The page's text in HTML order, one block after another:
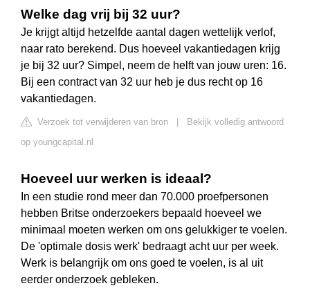
Welke dag vrij bij 32 uur?
Je krijgt altijd hetzelfde aantal dagen wettelijk verlof,
naar rato berekend. Dus hoeveel vakantiedagen krijg
je bij 32 uur? Simpel, neem de helft van jouw uren: 16.
Bij een contract van 32 uur heb je dus recht op 16
vakantiedagen.
Verzoek tot verwijderen van bron
Bekijk volledig antwoord
op youngcapital.nl
Hoeveel uur werken is ideaal?
In een studie rond meer dan 70.000 proefpersonen
hebben Britse onderzoekers bepaald hoeveel we
minimaal moeten werken om ons gelukkiger te voelen.
De 'optimale dosis werk' bedraagt acht uur per week.
Werk is belangrijk om ons goed te voelen, is al uit
eerder onderzoek gebleken.